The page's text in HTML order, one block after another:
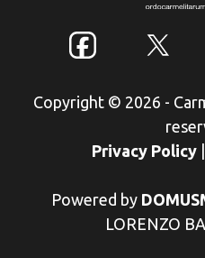
Copyright © 2026 -
Privacy Policy
Powered by
LORENZO